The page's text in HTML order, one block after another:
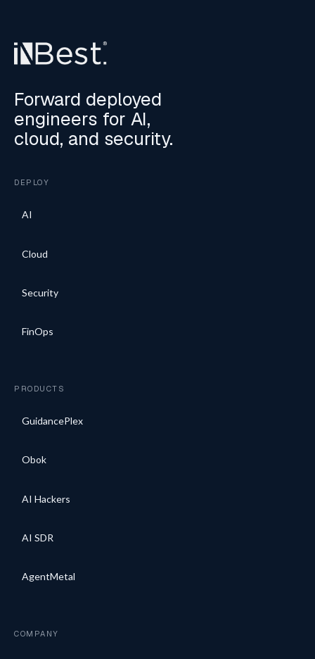
Forward deployed
engineers for AI,
cloud, and security.
DEPLOY
AI
Cloud
Security
FinOps
PRODUCTS
GuidancePlex
Obok
AI Hackers
AI SDR
AgentMetal
COMPANY